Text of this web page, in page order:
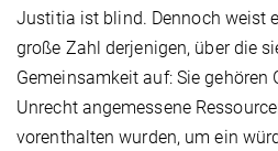
Justitia ist blind. Dennoch weist
große Zahl derjenigen, über die
Gemeinsamkeit auf: Sie gehören
Unrecht angemessene
vorenthalten wurden, um ein